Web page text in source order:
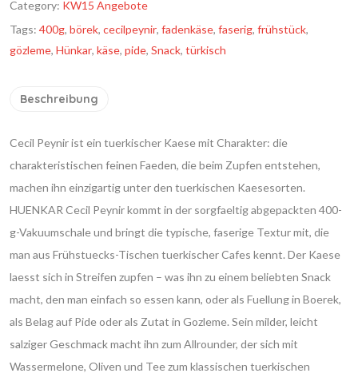
Category: KW15 Angebote
Tags: 400g, börek, cecilpeynir, fadenkäse, faserig, frühstück,
gözleme, Hünkar, käse, pide, Snack, türkisch
Beschreibung
Cecil Peynir ist ein tuerkischer Kaese mit Charakter: die
charakteristischen feinen Faeden, die beim Zupfen entstehen,
machen ihn einzigartig unter den tuerkischen Kaesesorten.
HUENKAR Cecil Peynir kommt in der sorgfaeltig abgepackten 400-
g-Vakuumschale und bringt die typische, faserige Textur mit, die
man aus Frühstuecks-Tischen tuerkischer Cafes kennt. Der Kaese
laesst sich in Streifen zupfen – was ihn zu einem beliebten Snack
macht, den man einfach so essen kann, oder als Fuellung in Boerek,
als Belag auf Pide oder als Zutat in Gozleme. Sein milder, leicht
salziger Geschmack macht ihn zum Allrounder, der sich mit
Wassermelone, Oliven und Tee zum klassischen tuerkischen